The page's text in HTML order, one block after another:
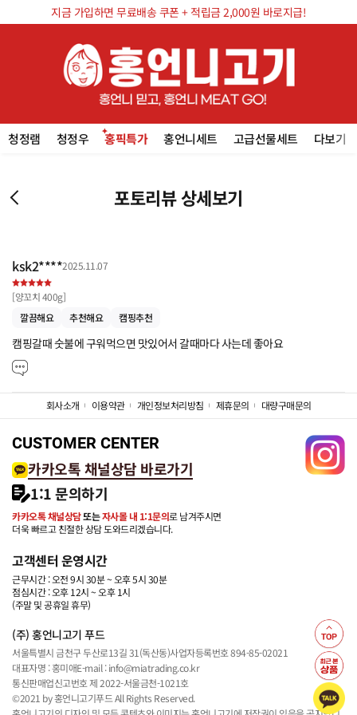
지금 가입하면 무료배송 쿠폰 + 적립금 2,000원 바로지급!
청정램 청정우 홍픽특가 홍언니세트 고급선물세트 다보기
포토리뷰 상세보기
ksk2****2025.11.07
[양꼬치 400g]
깔끔해요
추천해요 캠핑추천
캠핑갈때 숫불에 구워먹으면 맛있어서 갈때마다 사는데 좋아요
회사소개 이용약관 개인정보처리방침 제휴문의 대량구매문의
CUSTOMER CENTER
카카오톡 채널상담 바로가기
1:1 문의하기
카카오톡 채널상담또는자사몰 내 1:1문의로 남겨주시면
더욱 빠르고 친절한 상담 도와드리겠습니다.
고객센터 운영시간
근무시간 : 오전 9시 30분 ~ 오후 5시 30분
점심시간 : 오후 12시 ~ 오후 1시
(주말 및 공휴일 휴무)
(주) 홍언니고기 푸드
서울특별시 금천구 두산로13길 31(독산동)사업자등록번호 894-85-02021
대표자명 : 홍미애E-mail : info@miatrading.co.kr
통신판매업신고번호 제 2022-서울금천-1021호
©2021 by 홍언니고기푸드 All Rights Reserved.